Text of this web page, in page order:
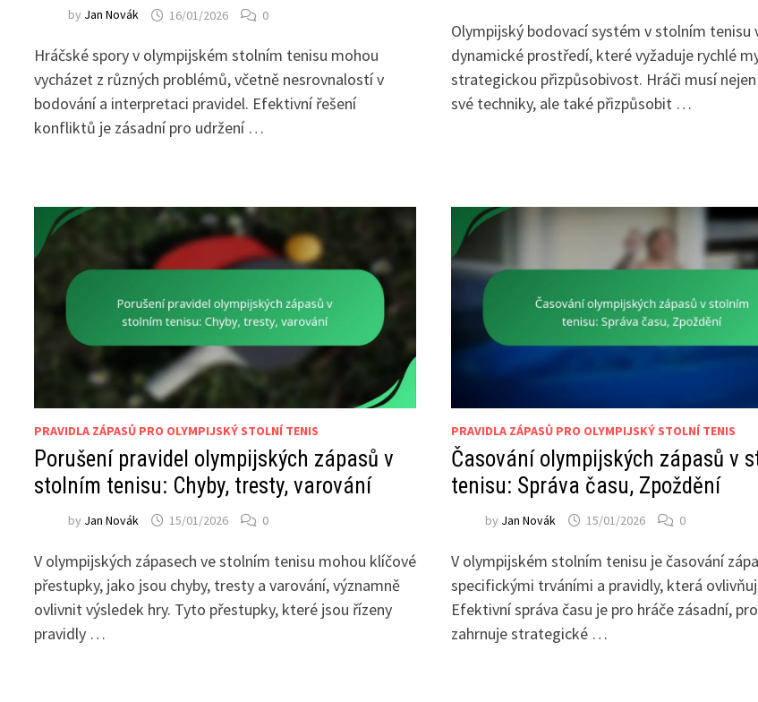
by Jan Novák 16/01/2026 0
Hráčské spory v olympijském stolním tenisu mohou
vycházet z různých problémů, včetně nesrovnalostí v
bodování a interpretaci pravidel. Efektivní řešení
konfliktů je zásadní pro udržení …
Olympijský bodovací systém v stolním tenisu
dynamické prostředí, které vyžaduje rychlé
strategickou přizpůsobivost. Hráči musí
své techniky, ale také přizpůsobit …
PRAVIDLA ZÁPASŮ PRO OLYMPIJSKÝ STOLNÍ TENIS
Porušení pravidel olympijských zápasů v
stolním tenisu: Chyby, tresty, varování
by Jan Novák 15/01/2026 0
V olympijských zápasech ve stolním tenisu mohou klíčové
přestupky, jako jsou chyby, tresty a varování, významně
ovlivnit výsledek hry. Tyto přestupky, které jsou řízeny
pravidly …
PRAVIDLA ZÁPASŮ PRO OLYMPIJSKÝ STOLNÍ TENIS
Časování olympijských zápasů v
tenisu: Správa času, Zpoždění
by Jan Novák 15/01/2026 0
V olympijském stolním tenisu je časování
specifickými trváními a pravidly, která
Efektivní správa času je pro hráče zásadní,
zahrnuje strategické …